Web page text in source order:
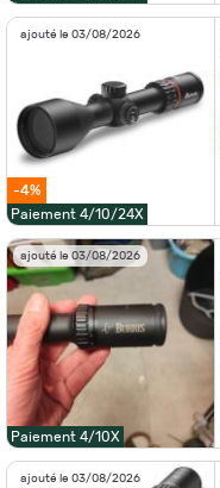
ajouté le 03/08/2026
-4%
Paiement 4/10/24X
ajouté le 03/08/2026
Paiement 4/10X
ajouté le 03/08/2026